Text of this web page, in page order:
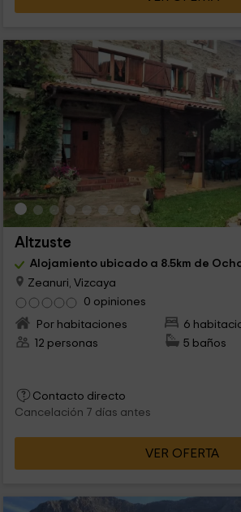
Altzuste
Alojamiento ubicado a 8.5km de
Zeanuri, Vizcaya
0 opiniones
Por habitaciones
6
12 personas
5 baños
Contacto directo
Cancelación 7 días antes
VER OFERTA